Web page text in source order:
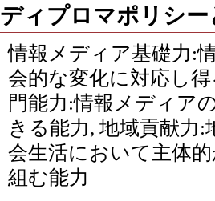
ディプロマポリシー
情報メディア基礎力:
会的な変化に対応し
門能力:情報メディア
きる能力, 地域貢献力
会生活において主体
組む能力